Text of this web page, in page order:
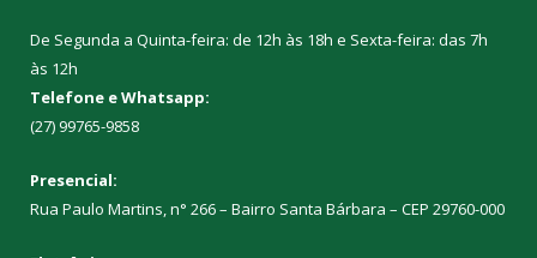
De Segunda a Quinta-feira: de 12h às 18h e Sexta-feira: das 7h
às 12h
Telefone e Whatsapp:
(27) 99765-9858
Presencial:
Rua Paulo Martins, n° 266 – Bairro Santa Bárbara – CEP 29760-000